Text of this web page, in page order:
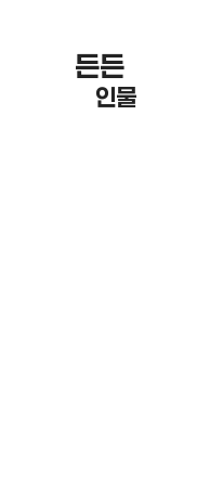
든든 한
인물